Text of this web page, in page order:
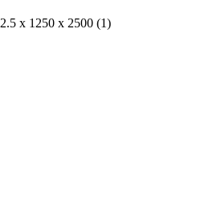
2.5 x 1250 x 2500 (1)